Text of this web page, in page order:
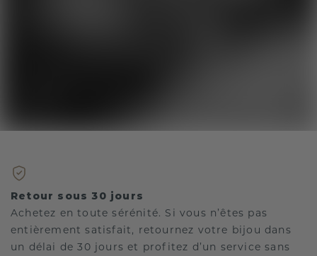
Retour sous 30 jours
Achetez en toute sérénité. Si vous n’êtes pas
entièrement satisfait, retournez votre bijou dans
un délai de 30 jours et profitez d’un service sans